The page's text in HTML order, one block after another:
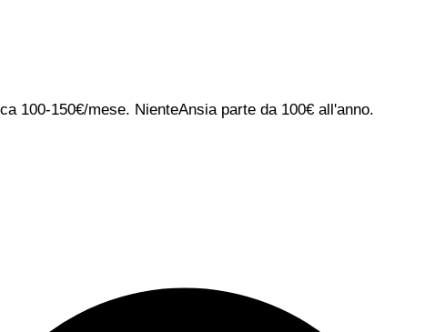
100-150€/mese. NienteAnsia parte da 100€ all'anno.